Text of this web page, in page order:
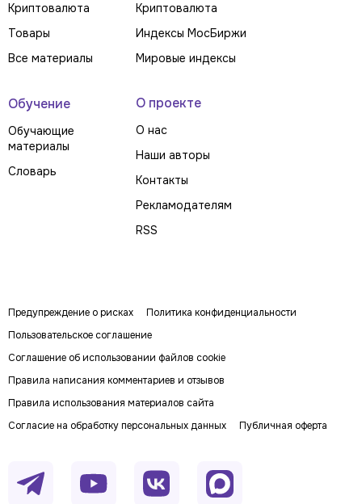
Криптовалюта
Товары
Все материалы
Криптовалюта
Индексы МосБиржи
Мировые индексы
Обучение
Обучающие
материалы
Словарь
О проекте
О нас
Наши авторы
Контакты
Рекламодателям
RSS
Предупреждение о рисках
Политика конфиденциальности
Пользовательское соглашение
Соглашение об использовании файлов cookie
Правила написания комментариев и отзывов
Правила использования материалов сайта
Согласие на обработку персональных данных
Публичная оферта